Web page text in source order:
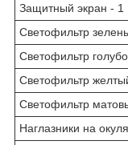
Защитный экран - 1
Светофильтр
Светофильтр
Светофильтр
Светофильтр
Наглазники на